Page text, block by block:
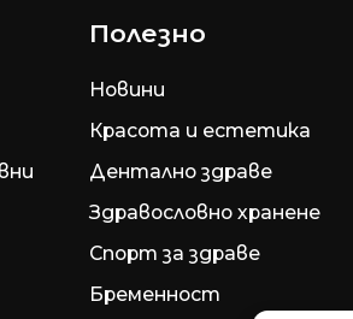
Полезно
Новини
Красота и естетика
Дентално здраве
Здравословно хранене
Спорт за здраве
Бременност